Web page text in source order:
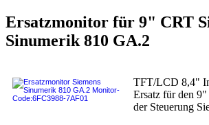
Ersatzmonitor für 9" CRT
Sinumerik 810 GA.2
TFT/LCD 8,4"
Ersatz für den
der Steuerung